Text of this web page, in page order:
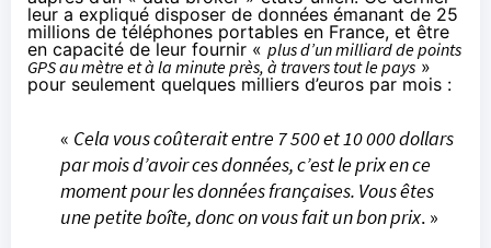
leur a expliqué disposer de données émanant de 25
millions de téléphones portables en France, et être
en capacité de leur fournir « plus d’un milliard de points
GPS au mètre et à la minute près, à travers tout le pays »
pour seulement quelques milliers d’euros par mois :
« Cela vous coûterait entre 7 500 et 10 000 dollars
par mois d’avoir ces données, c’est le prix en ce
moment pour les données françaises. Vous êtes
une petite boîte, donc on vous fait un bon prix. »